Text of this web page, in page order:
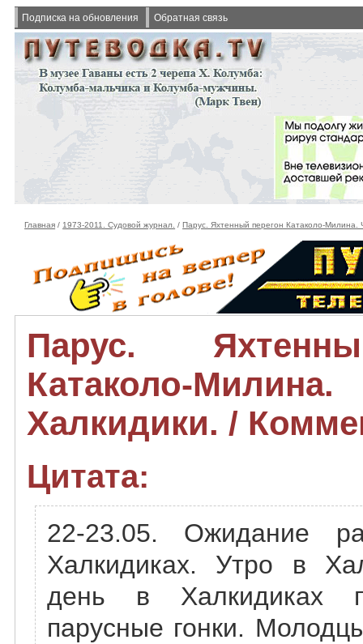
Подписка на обновления Обратная связь
Главная /1973-2011. Судовой журнал. /Парус. Яхтенный перегон Катаколо-Милина.
Парус.
Катаколо-
Халкидики. /
Цитата:
22-23.05. Ожидание
Халкидиках. Утро в
день в Халкидиках
парусные гонки.